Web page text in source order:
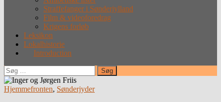
Straffefanger i Sønderjylland
Film & videoforedrag
Krigens forløb
Leksikon
Lokalhistorie
Introduction
Søg
efter:
Hjemmefronten, Sønderjyder